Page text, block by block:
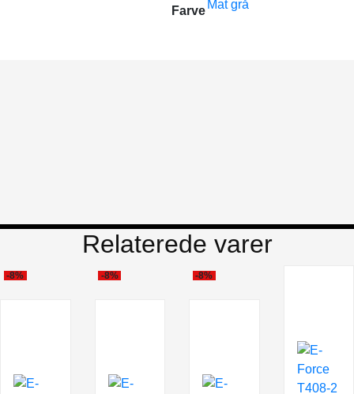
Farve Mat grå
Relaterede varer
-8% -8% -8%